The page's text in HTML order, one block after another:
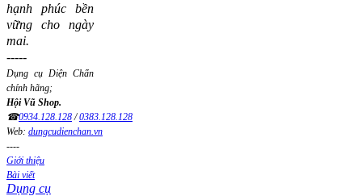
hạnh phúc bền
vững cho ngày
mai.
-----
Dụng cụ Diện Chẩn
chính hãng;
Hội Vũ Shop.
☎0934.128.128 /0383.128.128
Web: dungcudienchan.vn
----
Giới thiệu
Bài viết
Dụng cụ